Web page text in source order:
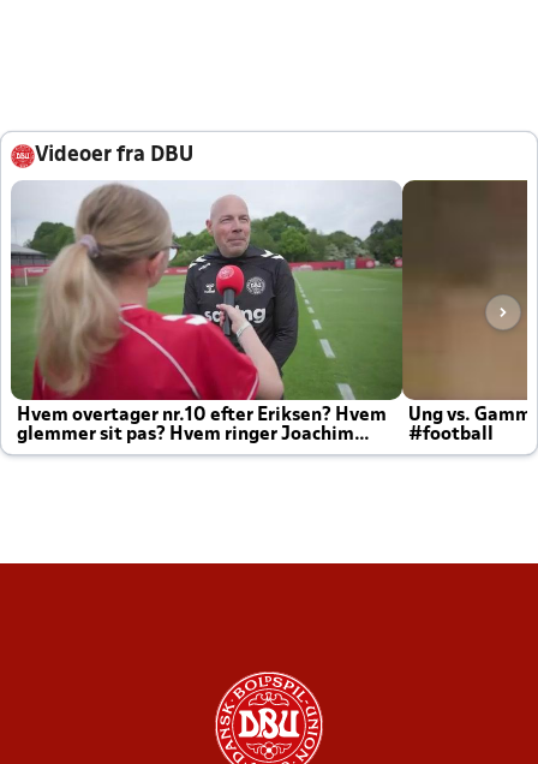
Videoer fra DBU
Hvem overtager nr.10 efter Eriksen? Hvem
glemmer sit pas? Hvem ringer Joachim
altid til efter kampe?
Ung vs.
#football